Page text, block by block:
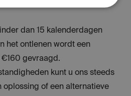
dan 15 kalenderdagen
het ontlenen wordt een
gevraagd.
kunt u ons steeds
oplossing of een alternatieve